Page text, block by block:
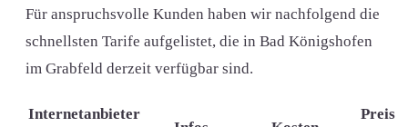
Für anspruchsvolle Kunden haben wir nachfolgend die
schnellsten Tarife aufgelistet, die in Bad Königshofen
im Grabfeld derzeit verfügbar sind.
Internetanbieter
Preis